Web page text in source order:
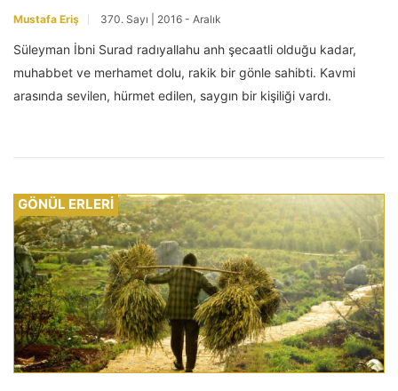
Mustafa Eriş 370. Sayı | 2016 - Aralık
Süleyman İbni Surad radıyallahu anh şecaatli olduğu kadar,
muhabbet ve merhamet dolu, rakik bir gönle sahibti. Kavmi
arasında sevilen, hürmet edilen, saygın bir kişiliği vardı.
GÖNÜL ERLERİ